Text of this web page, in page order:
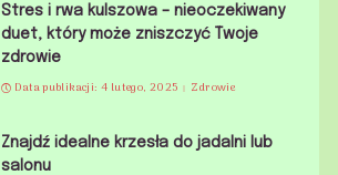
Stres i rwa kulszowa – nieoczekiwany
duet, który może zniszczyć Twoje
zdrowie
Data publikacji: 4 lutego, 2025 Zdrowie
Znajdź idealne krzesła do jadalni lub
salonu